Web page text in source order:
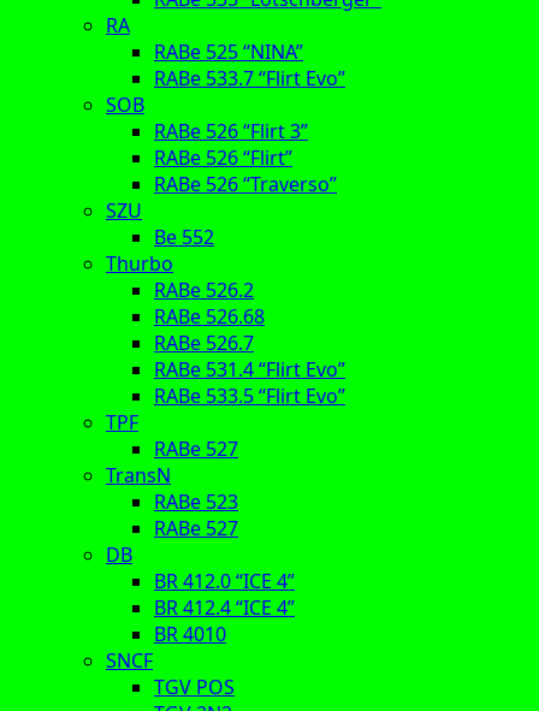
RA
RABe 525 “NINA”
RABe 533.7 “Flirt Evo”
SOB
RABe 526 “Flirt 3”
RABe 526 “Flirt”
RABe 526 “Traverso”
SZU
Be 552
Thurbo
RABe 526.2
RABe 526.68
RABe 526.7
RABe 531.4 “Flirt Evo”
RABe 533.5 “Flirt Evo”
TPF
RABe 527
TransN
RABe 523
RABe 527
DB
BR 412.0 “ICE 4”
BR 412.4 “ICE 4”
BR 4010
SNCF
TGV POS